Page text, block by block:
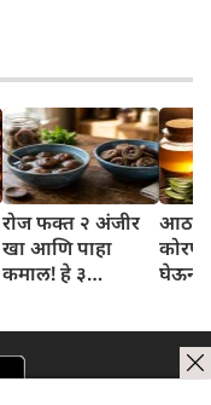
रोज फक्त २ अंजीर
खा आणि पाहा
कमाल! हे ३
आहेत का?
घेऊन
घ्या